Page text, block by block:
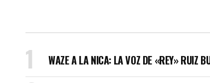
WAZE A LA NICA: LA VOZ DE «REY» RUIZ